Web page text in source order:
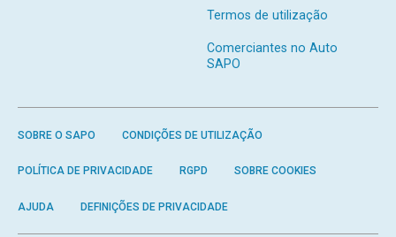
Termos de utilização
Comerciantes no Auto
SAPO
SOBRE O SAPO CONDIÇÕES DE UTILIZAÇÃO
POLÍTICA DE PRIVACIDADE RGPD SOBRE COOKIES
AJUDA DEFINIÇÕES DE PRIVACIDADE